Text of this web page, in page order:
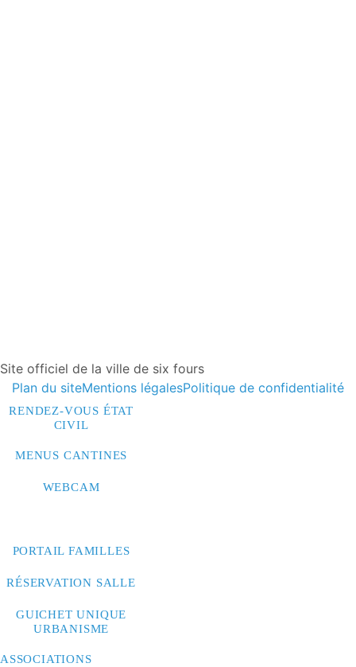
Site officiel de la ville de six fours
Plan du siteMentions légalesPolitique de confidentialité
RENDEZ-VOUS ÉTAT
CIVIL
MENUS CANTINES
WEBCAM
PORTAIL FAMILLES
RÉSERVATION SALLE
GUICHET UNIQUE
URBANISME
ASSOCIATIONS